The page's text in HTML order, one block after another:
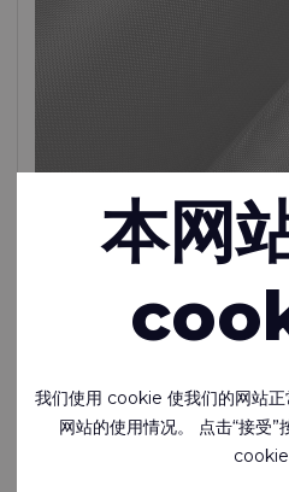
轻质阻燃单面PU
本网
我们使用 cookie 使我们的网站
网站的使用情况。 点击“接受
cookie